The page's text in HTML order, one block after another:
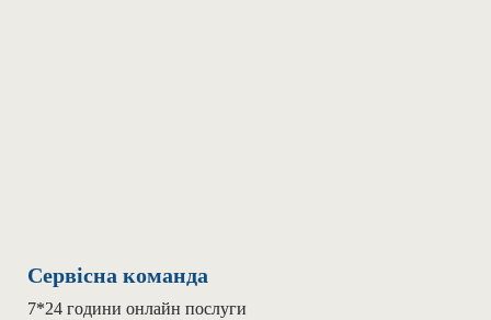
Сервісна команда
7*24 години онлайн послуги